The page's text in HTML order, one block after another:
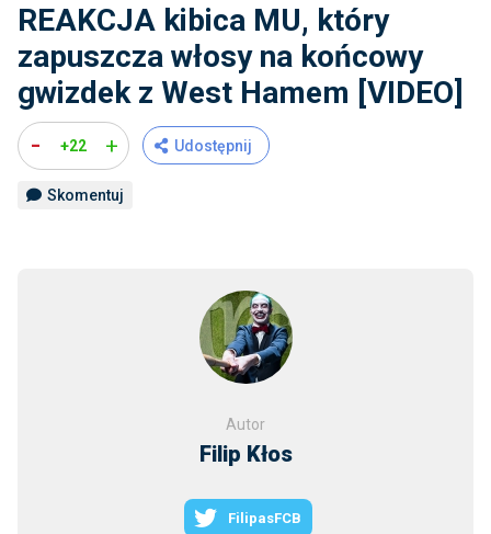
REAKCJA kibica MU, który
zapuszcza włosy na końcowy
gwizdek z West Hamem [VIDEO]
- +22 + Udostępnij
Skomentuj
Autor
Filip Kłos
FilipasFCB